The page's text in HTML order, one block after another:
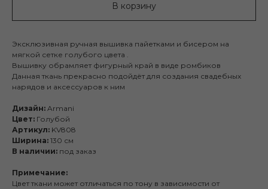
В корзину
Эксклюзивная ручная вышивка пайетками и бисером на
мягкой сетке голубого цвета .
Вышивку обрамляет фигурный край в виде ромбиков
Данная ткань прекрасно подойдёт для создания свадебных
нарядов и аксессуаров к ним
Дизайн: Armani
Цвет: Голубой
Артикул: KV808
Ширина: 130 см
В наличии: под заказ
Примечание:
Цвет ткани может отличаться по тону в зависимости от